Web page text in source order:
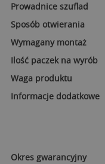
Prowadnice szuflad
Sposób otwierania
Wymagany montaż
Ilość paczek na wyrób
Waga produktu
Informacje dodatkowe
Okres gwarancyjny